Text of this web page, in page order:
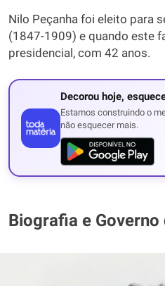
Nilo Peçanha foi eleito para
(1847-1909) e quando este
presidencial, com 42 anos.
Decorou hoje,
Estamos construindo o
não esquecer mais.
Biografia e Governo